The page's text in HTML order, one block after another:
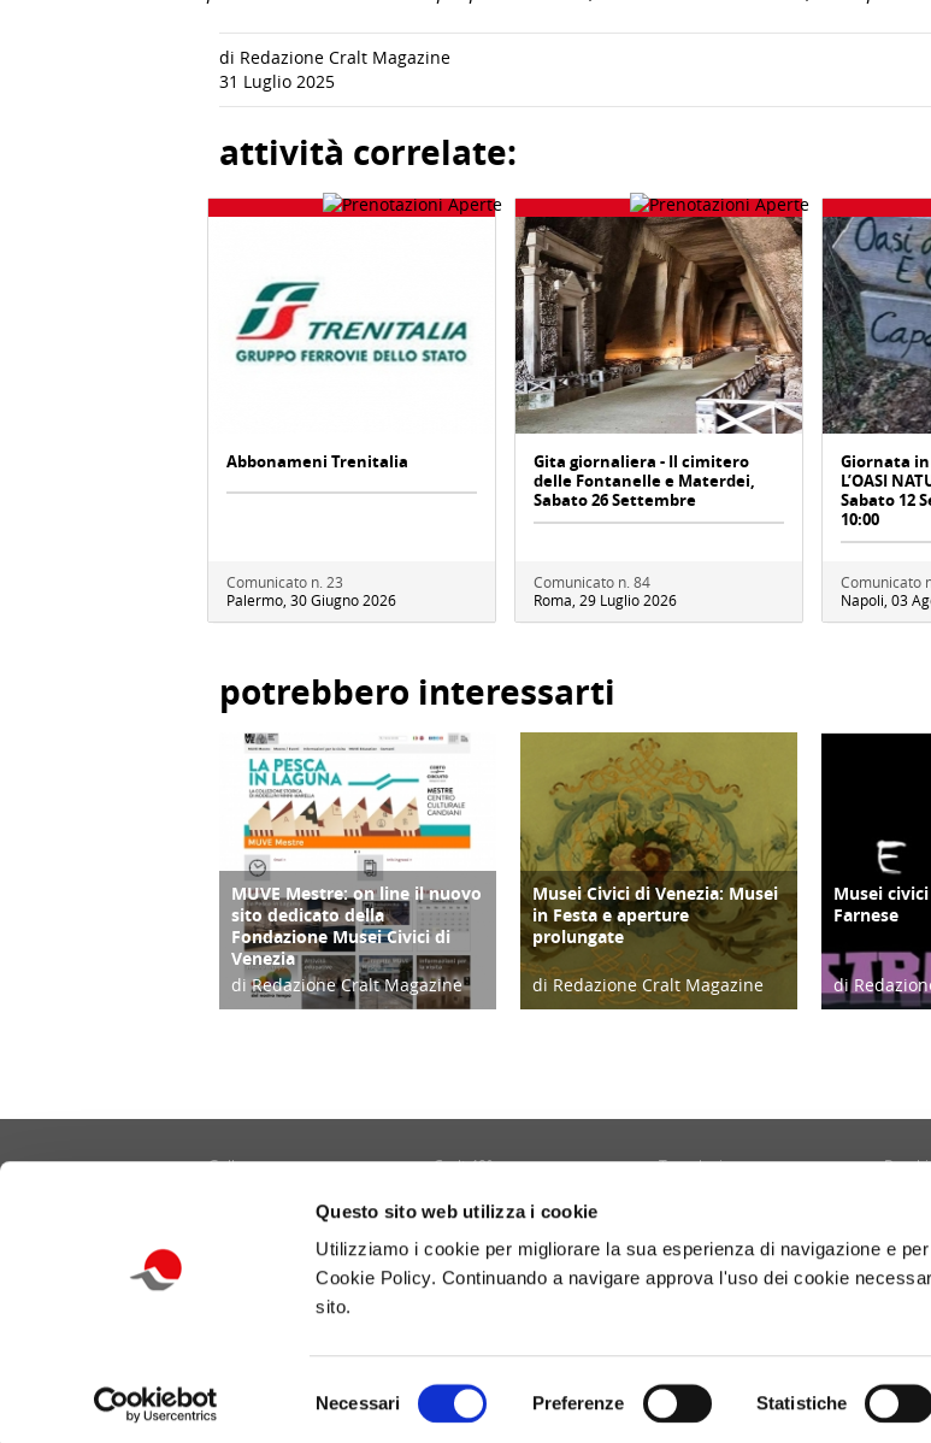
Questo sito web utilizza i cookie
Utilizziamo i cookie per migliorare la sua esperienza di navigazione e
Cookie Policy. Continuando a navigare approva l'uso dei cookie
sito.
del
Necessari Preferenze Statistiche
di Redazione Cralt Magazine
31 Luglio 2025
attività correlate:
Abbonameni Trenitalia
Comunicato n. 23
Palermo, 30 Giugno 2026
Gita giornaliera - Il cimitero
delle Fontanelle e Materdei,
Sabato 26 Settembre
Comunicato n. 84
Roma, 29 Luglio 2026
Giornata
L’OASI
Sabato 12
10:00
Comunicato
Napoli, 03
potrebbero interessarti
CULTURA/ARTE
MUVE Mestre: on line il nuovo
sito dedicato della
Fondazione Musei Civici di
Venezia
di Redazione Cralt Magazine
CULTURA/ARTE
Musei Civici di Venezia: Musei
in Festa e aperture
prolungate
di Redazione Cralt Magazine
CULTURA/
Musei
Farnese
di
Gallery
Informativa privacy e cookie
Cralt 40°
Turismo
Tecnologia
Diario di Viaggio
Attività
Copyright - © 2026 Cralt delle Telecomunicazioni - P.Iva 01160141006.
Tutti i diritti sono riservati.